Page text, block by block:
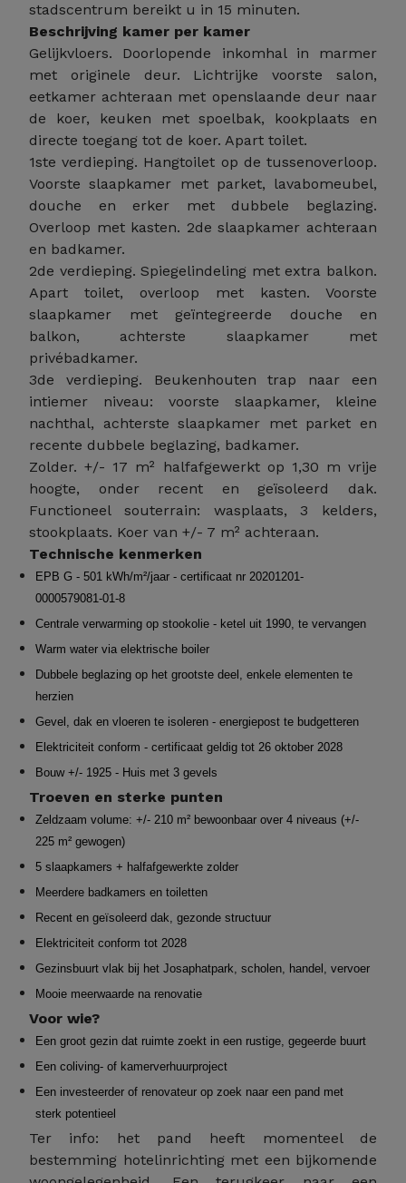
stadscentrum bereikt u in 15 minuten.
Beschrijving kamer per kamer
Gelijkvloers. Doorlopende inkomhal in marmer
met originele deur. Lichtrijke voorste salon,
eetkamer achteraan met openslaande deur naar
de koer, keuken met spoelbak, kookplaats en
directe toegang tot de koer. Apart toilet.
1ste verdieping. Hangtoilet op de tussenoverloop.
Voorste slaapkamer met parket, lavabomeubel,
douche en erker met dubbele beglazing.
Overloop met kasten. 2de slaapkamer achteraan
en badkamer.
2de verdieping. Spiegelindeling met extra balkon.
Apart toilet, overloop met kasten. Voorste
slaapkamer met geïntegreerde douche en
balkon, achterste slaapkamer met
privébadkamer.
3de verdieping. Beukenhouten trap naar een
intiemer niveau: voorste slaapkamer, kleine
nachthal, achterste slaapkamer met parket en
recente dubbele beglazing, badkamer.
Zolder. +/- 17 m² halfafgewerkt op 1,30 m vrije
hoogte, onder recent en geïsoleerd dak.
Functioneel souterrain: wasplaats, 3 kelders,
stookplaats. Koer van +/- 7 m² achteraan.
Technische kenmerken
EPB G - 501 kWh/m²/jaar - certificaat nr 20201201-
0000579081-01-8
Centrale verwarming op stookolie - ketel uit 1990, te vervangen
Warm water via elektrische boiler
Dubbele beglazing op het grootste deel, enkele elementen te
herzien
Gevel, dak en vloeren te isoleren - energiepost te budgetteren
Elektriciteit conform - certificaat geldig tot 26 oktober 2028
Bouw +/- 1925 - Huis met 3 gevels
Troeven en sterke punten
Zeldzaam volume: +/- 210 m² bewoonbaar over 4 niveaus (+/-
225 m² gewogen)
5 slaapkamers + halfafgewerkte zolder
Meerdere badkamers en toiletten
Recent en geïsoleerd dak, gezonde structuur
Elektriciteit conform tot 2028
Gezinsbuurt vlak bij het Josaphatpark, scholen, handel, vervoer
Mooie meerwaarde na renovatie
Voor wie?
Een groot gezin dat ruimte zoekt in een rustige, gegeerde buurt
Een coliving- of kamerverhuurproject
Een investeerder of renovateur op zoek naar een pand met
sterk potentieel
Ter info: het pand heeft momenteel de
bestemming hotelinrichting met een bijkomende